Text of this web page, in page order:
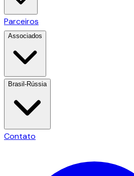
Parceiros
Associados
Brasil-Rússia
Contato